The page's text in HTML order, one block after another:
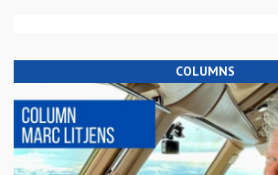
COLUMNS